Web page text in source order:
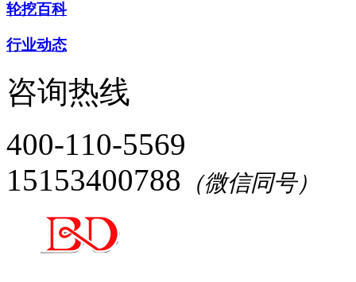
轮挖百科
行业动态
咨询热线
400-110-5569
15153400788 （微信同号）